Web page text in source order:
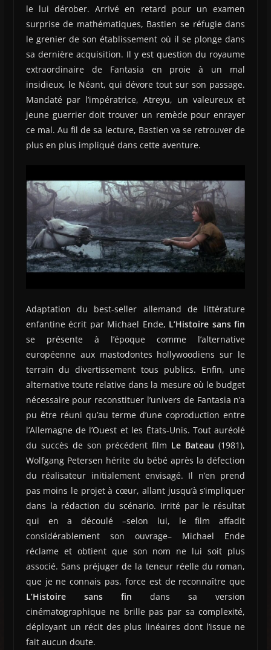
le lui dérober. Arrivé en retard pour un examen
surprise de mathématiques, Bastien se réfugie dans
le grenier de son établissement où il se plonge dans
sa dernière acquisition. Il y est question du royaume
extraordinaire de Fantasia en proie à un mal
insidieux, le Néant, qui dévore tout sur son passage.
Mandaté par l’impératrice, Atreyu, un valeureux et
jeune guerrier doit trouver un remède pour enrayer
ce mal. Au fil de sa lecture, Bastien va se retrouver de
plus en plus impliqué dans cette aventure.
Adaptation du best-seller allemand de littérature
enfantine écrit par Michael Ende, L’Histoire sans fin
se présente à l’époque comme l’alternative
européenne aux mastodontes hollywoodiens sur le
terrain du divertissement tous publics. Enfin, une
alternative toute relative dans la mesure où le budget
nécessaire pour reconstituer l’univers de Fantasia n’a
pu être réuni qu’au terme d’une coproduction entre
l’Allemagne de l’Ouest et les États-Unis. Tout auréolé
du succès de son précédent film Le Bateau (1981),
Wolfgang Petersen hérite du bébé après la défection
du réalisateur initialement envisagé. Il n’en prend
pas moins le projet à cœur, allant jusqu’à s’impliquer
dans la rédaction du scénario. Irrité par le résultat
qui en a découlé –selon lui, le film affadit
considérablement son ouvrage– Michael Ende
réclame et obtient que son nom ne lui soit plus
associé. Sans préjuger de la teneur réelle du roman,
que je ne connais pas, force est de reconnaître que
L’Histoire sans fin dans sa version
cinématographique ne brille pas par sa complexité,
déployant un récit des plus linéaires dont l’issue ne
fait aucun doute.